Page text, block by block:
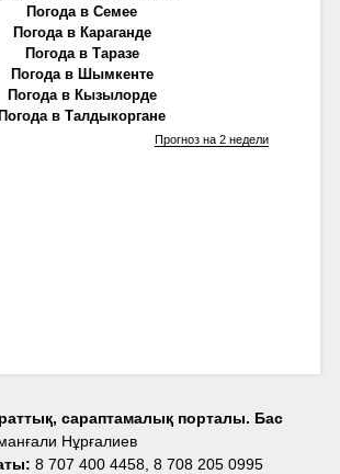
Погода в Семее
Погода в Караганде
Погода в Таразе
Погода в Шымкенте
Погода в Кызылорде
Погода в Талдыкоргане
Прогноз на 2 недели
сараптамалық порталы. Бас
Нұрғалиев
8 707 400 4458, 8 708 205 0995